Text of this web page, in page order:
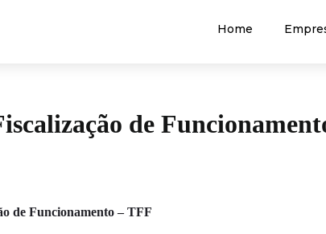
Home
de
de Funcionamento – TFF